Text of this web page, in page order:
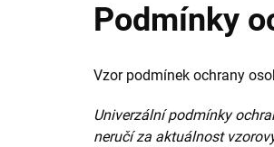
Podmínky
Vzor podmínek ochrany
Univerzální podmínky
neručí za aktuálnost